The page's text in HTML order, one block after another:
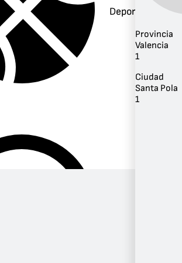
Deportes
Provincia
Valencia
1
Ciudad
Santa Pola
1